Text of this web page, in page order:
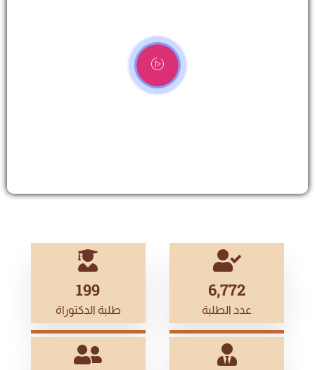
7,020
عدد الطلبة
199
طلبة الدكتوراة